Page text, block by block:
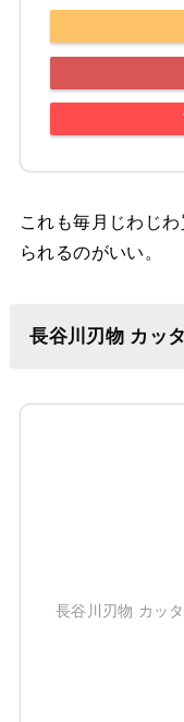
これも毎月じわじ
られるのがいい。
長谷川刃物 カッ
長谷川刃物 カッ